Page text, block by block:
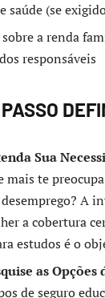
saúde (se
a renda
responsáveis
Sua
mais te
A
a cobertura
estudos é o
as Opções
de seguro